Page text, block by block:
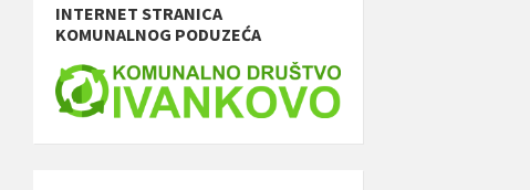
INTERNET STRANICA
KOMUNALNOG PODUZEĆA